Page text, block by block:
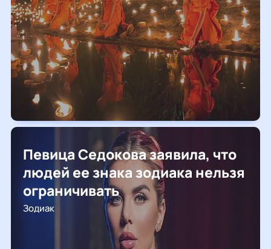
Певица Седокова заявила, что
людей ее знака зодиака нельзя
ограничивать
Зодиак